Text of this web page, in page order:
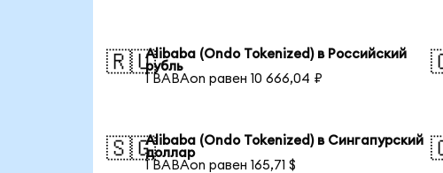
🇷🇺Alibaba (Ondo Tokenized) в Российский
рубль
1 BABAon равен 10 666,04 ₽
🇸🇬Alibaba (Ondo Tokenized) в Сингапурский
доллар
1 BABAon равен 165,71 $